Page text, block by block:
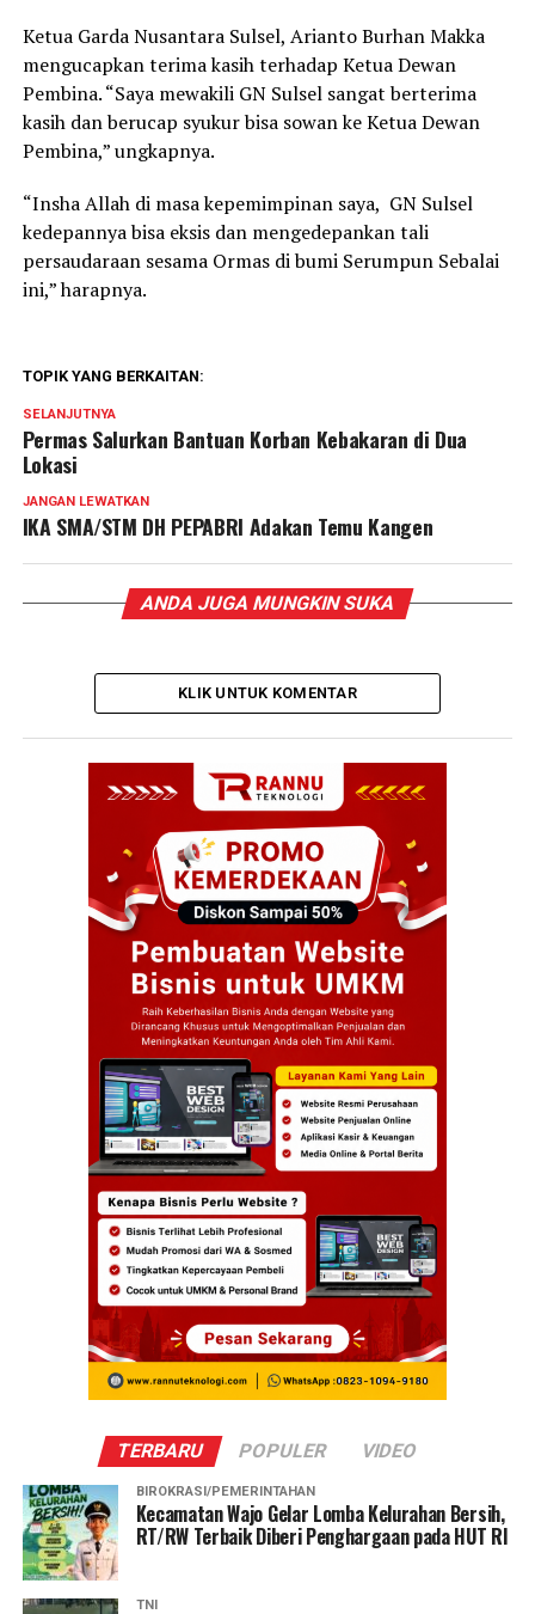
Ketua Garda Nusantara Sulsel, Arianto Burhan Makka
mengucapkan terima kasih terhadap Ketua Dewan
Pembina. “Saya mewakili GN Sulsel sangat berterima
kasih dan berucap syukur bisa sowan ke Ketua Dewan
Pembina,” ungkapnya.
“Insha Allah di masa kepemimpinan saya, GN Sulsel
kedepannya bisa eksis dan mengedepankan tali
persaudaraan sesama Ormas di bumi Serumpun Sebalai
ini,” harapnya.
TOPIK YANG BERKAITAN:
SELANJUTNYA
Permas Salurkan Bantuan Korban Kebakaran di Dua
Lokasi
JANGAN LEWATKAN
IKA SMA/STM DH PEPABRI Adakan Temu Kangen
ANDA JUGA MUNGKIN SUKA
KLIK UNTUK KOMENTAR
TERBARU POPULER VIDEO
BIROKRASI/PEMERINTAHAN
Kecamatan Wajo Gelar Lomba Kelurahan Bersih,
RT/RW Terbaik Diberi Penghargaan pada HUT RI
TNI